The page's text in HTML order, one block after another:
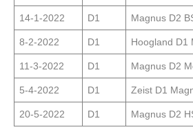
14-1-2022 D1 Magnus D2
8-2-2022 D1 Hoogland D1
11-3-2022 D1 Magnus D2
5-4-2022 D1 Zeist D1
20-5-2022 D1 Magnus D2